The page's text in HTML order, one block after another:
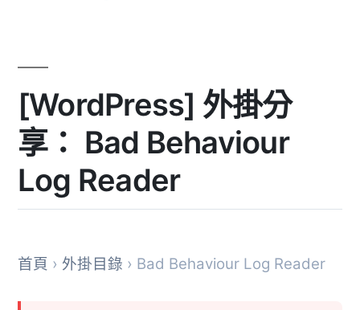
[WordPress] 外掛分
享： Bad Behaviour
Log Reader
首頁 › 外掛目錄 › Bad Behaviour Log Reader